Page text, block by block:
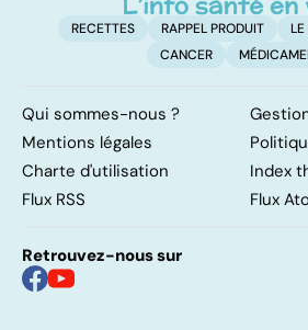
RECETTES RAPPEL PRODUIT
CANCER
Qui sommes-nous ?
Mentions légales
Charte d'utilisation
Index
Flux RSS
Flux
Retrouvez-nous sur